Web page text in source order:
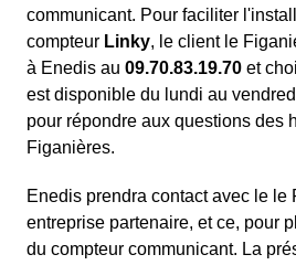
communicant. Pour faciliter
compteur Linky, le client le
à Enedis au 09.70.83.19.70 et
est disponible du lundi au
pour répondre aux questions des
Figanières.
Enedis prendra contact avec le le
entreprise partenaire, et ce, pour
du compteur communicant. La